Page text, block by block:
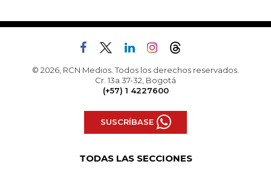
© 2026, RCN Medios. Todos los derechos reservados.
Cr. 13a 37-32, Bogotá
(+57) 1 4227600
SUSCRÍBASE
TODAS LAS SECCIONES